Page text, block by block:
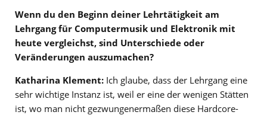
Wenn du den Beginn deiner Lehrtätigkeit am
Lehrgang für Computermusik und Elektronik mit
heute vergleichst, sind Unterschiede oder
Veränderungen auszumachen?
Katharina Klement: Ich glaube, dass der Lehrgang eine
sehr wichtige Instanz ist, weil er eine der wenigen Stätten
ist, wo man nicht gezwungenermaßen diese Hardcore-